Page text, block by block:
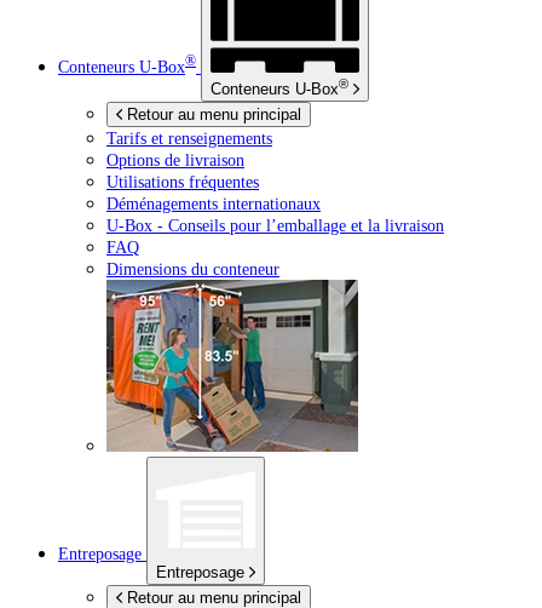
Conteneurs U-Box®
Conteneurs U-Box®
Retour au menu principal
Tarifs et renseignements
Options de livraison
Utilisations fréquentes
Déménagements internationaux
U-Box - Conseils pour l’emballage et la livraison
FAQ
Dimensions du conteneur
Entreposage
Entreposage
Retour au menu principal